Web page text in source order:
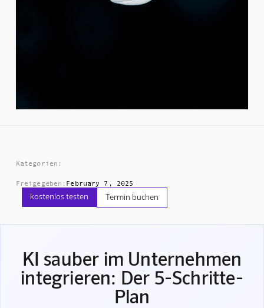
Kategorien:
Freigegeben: February 7, 2025
kostenlos testen Termin buchen
KI sauber im Unternehmen
integrieren: Der 5-Schritte-
Plan